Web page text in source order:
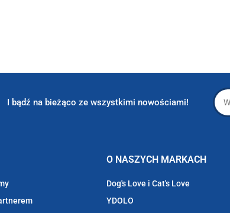
I bądź na bieżąco ze wszystkimi nowościami!
O NASZYCH MARKACH
Dog's Love i Cat's Love
YDOLO